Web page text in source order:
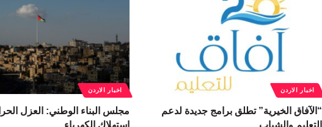
اخبار الاردن
“الآفاق الخيرية” تطلق برامج جديدة لدعم
التعليم والشباب
اخبار الاردن
مجلس البناء الوطني: العزل
استهلاك الكهرباء